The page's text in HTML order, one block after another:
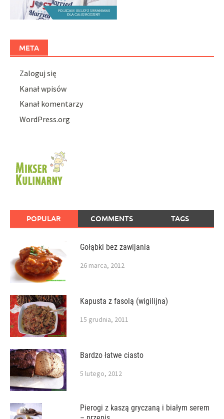
META
Zaloguj się
Kanał wpisów
Kanał komentarzy
WordPress.org
POPULAR COMMENTS TAGS
Gołąbki bez zawijania
26 marca, 2012
Kapusta z fasolą (wigilijna)
15 grudnia, 2011
Bardzo łatwe ciasto
5 lutego, 2012
Pierogi z kaszą gryczaną i białym serem